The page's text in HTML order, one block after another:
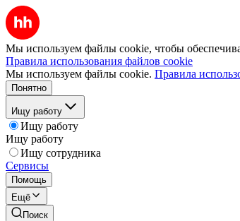
Мы используем файлы cookie, чтобы
Правила использования файлов cookie
Мы используем файлы cookie. Правила
Понятно
Ищу работу
Ищу работу
Ищу работу
Ищу сотрудника
Сервисы
Помощь
Ещё
Поиск